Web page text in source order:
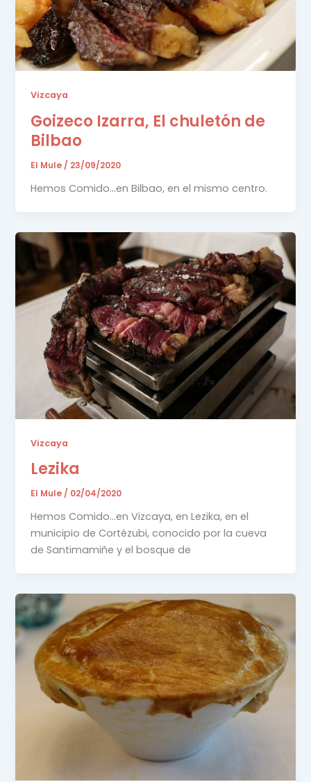
Vizcaya
Goizeco Izarra, El chuletón de
Bilbao
El Mule / 23/09/2020
Hemos Comido…en Bilbao, en el mismo centro.
Vizcaya
Lezika
El Mule/ 02/04/2020
Hemos Comido…en Vizcaya, en Lezika, en el
municipio de Cortézubi, conocido por la cueva
de Santimamiñe y el bosque de